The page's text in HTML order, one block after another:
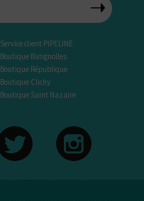
Service client PIPELINE
Boutique Batignolles
Boutique République
Boutique Clichy
Boutique Saint Nazaire